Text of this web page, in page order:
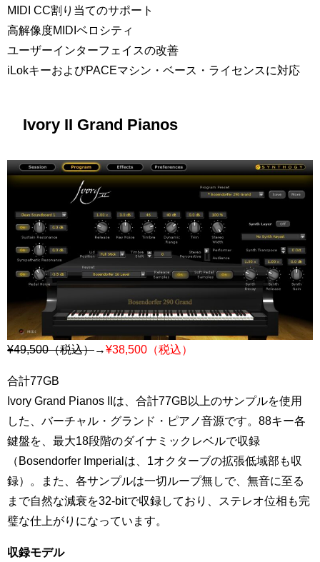
MIDI CC割り当てのサポート
高解像度MIDIベロシティ
ユーザーインターフェイスの改善
iLokキーおよびPACEマシン・ベース・ライセンスに対応
Ivory II Grand Pianos
¥49,500（税込）→¥38,500（税込）
合計77GB
Ivory Grand Pianos IIは、合計77GB以上のサンプルを使用
した、バーチャル・グランド・ピアノ音源です。88キー各
鍵盤を、最大18段階のダイナミックレベルで収録
（Bosendorfer Imperialは、1オクターブの拡張低域部も収
録）。また、各サンプルは一切ループ無しで、無音に至る
まで自然な減衰を32-bitで収録しており、ステレオ位相も完
璧な仕上がりになっています。
収録モデル